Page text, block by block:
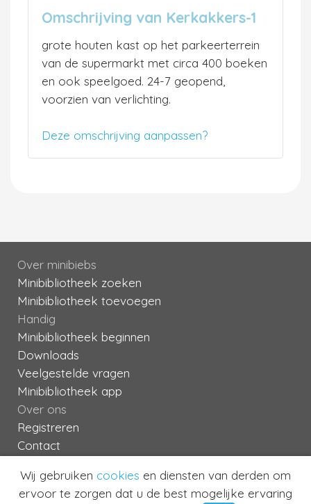
Omschrijving van Kerkakkers-1
grote houten kast op het parkeerterrein
van de supermarkt met circa 400 boeken
en ook speelgoed. 24-7 geopend,
voorzien van verlichting.
Deze omschrijving aanpassen?
Wij gebruiken cookies en diensten van derden om
ervoor te zorgen dat u de best mogelijke ervaring
Over minibiebs
Minibibliotheek zoeken
Minibibliotheek toevoegen
Handig
Minibibliotheek beginnen
Downloads
Veelgestelde vragen
Minibibliotheek app
Over ons
Registreren
Contact
Privacy